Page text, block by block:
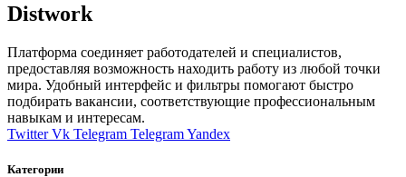
Distwork
Платформа соединяет работодателей и специалистов,
предоставляя возможность находить работу из любой точки
мира. Удобный интерфейс и фильтры помогают быстро
подбирать вакансии, соответствующие профессиональным
навыкам и интересам.
Twitter Vk Telegram TelegramYandex
Категории